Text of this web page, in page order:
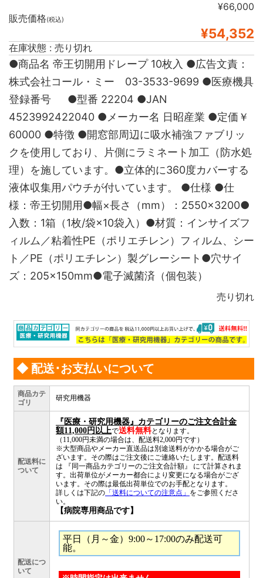
¥66,000
販売価格(税込)
¥54,352
在庫状態 : 売り切れ
●商品名 帝王切開用ドレープ 10枚入 ●広告文責：
株式会社コール・ミー 03-3533-9699 ●医療機具
登録番号 ●型番 22204 ●JAN
4523992422040 ●メーカー名 日昭産業 ●定価￥
60000 ●特徴 ●開窓部周辺に吸水補強ファブリッ
クを使用しており、片側にラミネート加工（防水処
理）を施しています。●立体的に360度カバーする
液体収集用パウチが付いています。 ●仕様 ●仕
様：帝王切開用●幅×長さ（mm）：2550×3200●
入数：1箱（1枚/袋×10袋入）●材質：インサイズフ
ィルム／粘着性PE（ポリエチレン）フィルム、シー
ト／PE（ポリエチレン）製グレーシート●穴サイ
ズ：205×150mm●電子滅菌済（個包装）
売り切れ